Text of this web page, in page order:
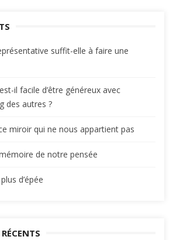
suffit-elle à faire une
il facile d’être généreux avec
des autres ?
miroir qui ne nous appartient pas
de notre pensée
d’épée